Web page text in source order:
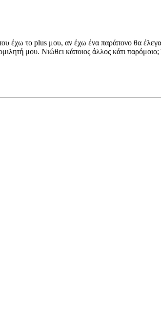
έχω το plus μου, αν έχω ένα παράπονο θα
μου. Νιώθει κάποιος άλλος κάτι παρόμοιο;